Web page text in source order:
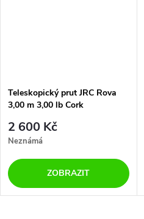
Teleskopický prut JRC Rova
3,00 m 3,00 lb Cork
2 600 Kč
Neznámá
ZOBRAZIT